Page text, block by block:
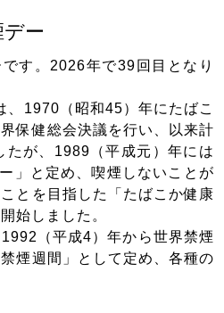
ー
す。2026年で39回目となり
、1970（昭和45）年にたばこ
保健総会決議を行い、以来計
たが、1989（平成元）年には
」と定め、喫煙しないことが
とを目指した「たばこか健康
始しました。
（平成4）年から世界禁煙
煙週間」として定め、各種の